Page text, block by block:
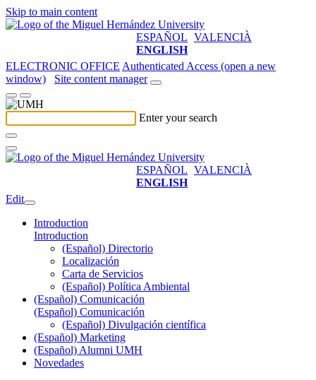
Skip to main content
ESPAÑOL VALENCIÀ
ENGLISH
ELECTRONIC OFFICE Authenticated Access (open a new
window)
Site content manager
Enter your search
ESPAÑOL VALENCIÀ
ENGLISH
Edit
Introduction
Introduction
(Español) Directorio
Localización
Carta de Servicios
(Español) Política Ambiental
(Español) Comunicación
(Español) Comunicación
(Español) Divulgación científica
(Español) Marketing
(Español) Alumni UMH
Novedades